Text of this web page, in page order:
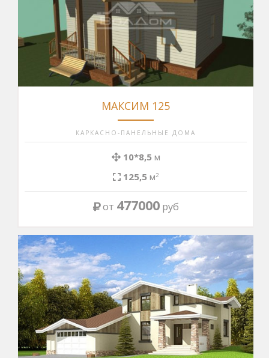
МАКСИМ 125
КАРКАСНО-ПАНЕЛЬНЫЕ ДОМА
10*8,5м
125,5 м2
от 477000руб